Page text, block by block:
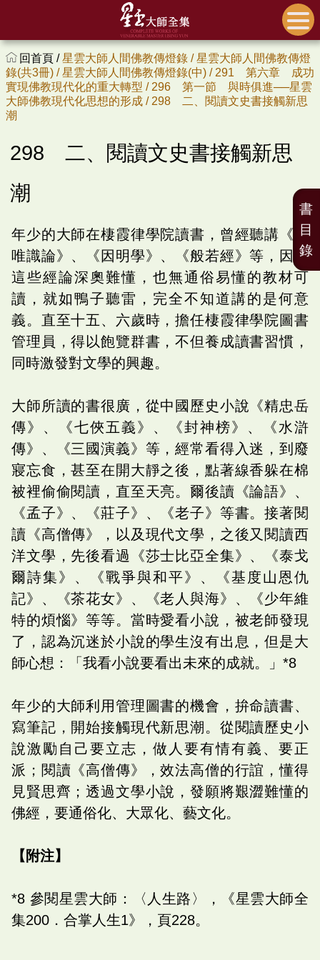
回首頁 /星雲大師人間佛教傳燈錄 /星雲大師人間佛教傳燈
錄(共3冊) /星雲大師人間佛教傳燈錄(中) / 291 第六章 成功
實現佛教現代化的重大轉型 / 296 第一節 與時俱進──星雲
大師佛教現代化思想的形成 / 298 二、閱讀文史書接觸新思
潮
298 二、閱讀文史書接觸新思
潮
年少的大師在棲霞律學院讀書，曾經聽講《成
唯識論》、《因明學》、《般若經》等，因為
這些經論深奧難懂，也無通俗易懂的教材可
讀，就如鴨子聽雷，完全不知道講的是何意
義。直至十五、六歲時，擔任棲霞律學院圖書
管理員，得以飽覽群書，不但養成讀書習慣，
同時激發對文學的興趣。
大師所讀的書很廣，從中國歷史小說《精忠岳
傳》、《七俠五義》、《封神榜》、《水滸
傳》、《三國演義》等，經常看得入迷，到廢
寢忘食，甚至在開大靜之後，點著線香躲在棉
被裡偷偷閱讀，直至天亮。爾後讀《論語》、
《孟子》、《莊子》、《老子》等書。接著閱
讀《高僧傳》，以及現代文學，之後又閱讀西
洋文學，先後看過《莎士比亞全集》、《泰戈
爾詩集》、《戰爭與和平》、《基度山恩仇
記》、《茶花女》、《老人與海》、《少年維
特的煩惱》等等。當時愛看小說，被老師發現
了，認為沉迷於小說的學生沒有出息，但是大
師心想：「我看小說要看出未來的成就。」*8
年少的大師利用管理圖書的機會，拚命讀書、
寫筆記，開始接觸現代新思潮。從閱讀歷史小
說激勵自己要立志，做人要有情有義、要正
派；閱讀《高僧傳》，效法高僧的行誼，懂得
見賢思齊；透過文學小說，發願將艱澀難懂的
佛經，要通俗化、大眾化、藝文化。
【附注】
*8 參閱星雲大師：〈人生路〉，《星雲大師全
集200．合掌人生1》，頁228。
書
目
錄